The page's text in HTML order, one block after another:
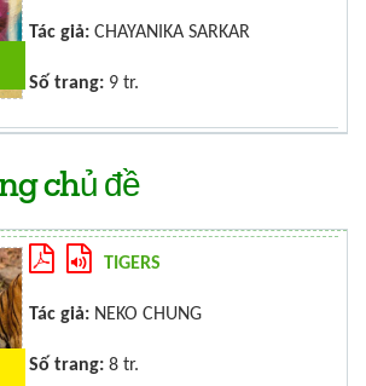
Tác giả: CHAYANIKA SARKAR
Số trang: 9 tr.
chủ đề
TIGERS
Tác giả: NEKO CHUNG
Số trang: 8 tr.